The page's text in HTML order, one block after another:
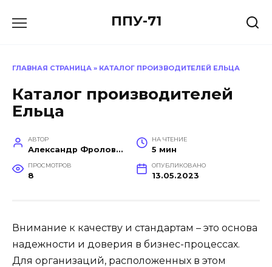
ППУ-71
ГЛАВНАЯ СТРАНИЦА » КАТАЛОГ ПРОИЗВОДИТЕЛЕЙ ЕЛЬЦА
Каталог производителей
Ельца
АВТОР
Александр Фролов (Инженер, эксперт в построении производств)
НА ЧТЕНИЕ
5 мин
ПРОСМОТРОВ
8
ОПУБЛИКОВАНО
13.05.2023
Внимание к качеству и стандартам – это основа
надежности и доверия в бизнес-процессах.
Для организаций, расположенных в этом